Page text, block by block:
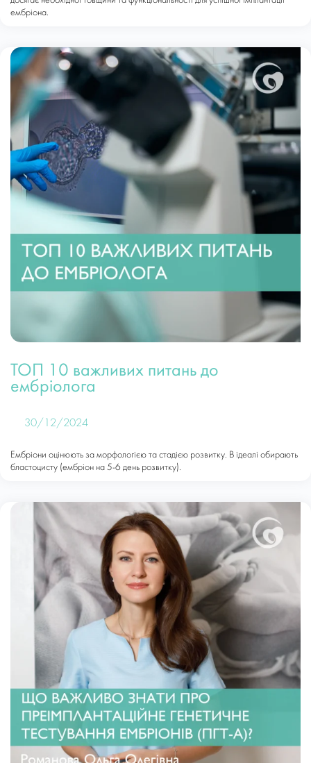
ембріона.
ТОП 10 важливих питань до
ембріолога
30/12/2024
Ембріони оцінюють за морфологією та стадією розвитку. В ідеалі обирають
бластоцисту (ембріон на 5-6 день розвитку).